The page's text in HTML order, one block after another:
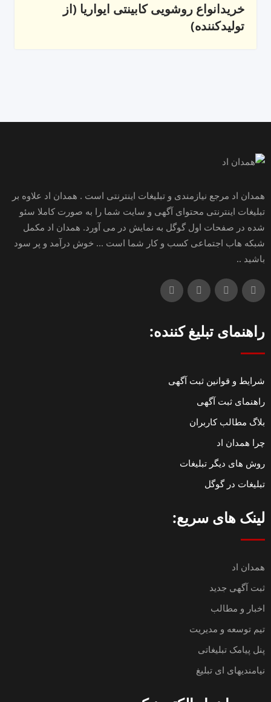
خریدانواع روشویی کابینتی ایواریا (از
تولیدکننده)
همدان اد مرجع نیازمندی و تبلیغات اینترنتی است . همدان اد علاوه بر
تبلیغات اینترنتی محتوای آگهی و سایت شما را به صورت کاملا سئو
شده در صفحات اول گوگل به نمایش در می آورد. همدان اد مکمل
شبکه هاب اجتماعی کسب و کار شما است ... خوش درآمد و پر سود
باشید ..
راهنمای تبلیغ کننده:
شرایط و قوانین ثبت آگهی
راهنمای ثبت آگهی
بلاگ مطالب کاربران
چرا همدان اد
روش های دیگر تبلیغات
تبلیغات در گوگل
لینک های سریع:
همدان اد
ثبت آگهی جدید
اخبار و مطالب
تیم توسعه و مدیریت
پنل پیامک تبلیغاتی
نیامندیهای ای تبلیغ